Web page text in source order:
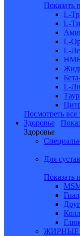
Показать
L-
L-
L-
L-
L-
Посмотреть все
Здоровье
Здоровье
Для
Показать
ЖИРНЫЕ